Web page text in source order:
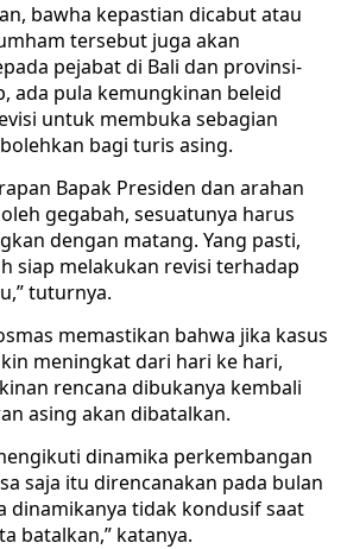
bawha kepastian dicabut atau
tersebut juga akan
pejabat di Bali dan provinsi-
ada pula kemungkinan beleid
untuk membuka sebagian
bagi turis asing.
Bapak Presiden dan arahan
gegabah, sesuatunya harus
dengan matang. Yang pasti,
siap melakukan revisi terhadap
tuturnya.
memastikan bahwa jika kasus
meningkat dari hari ke hari,
rencana dibukanya kembali
asing akan dibatalkan.
dinamika perkembangan
saja itu direncanakan pada bulan
dinamikanya tidak kondusif saat
batalkan,” katanya.